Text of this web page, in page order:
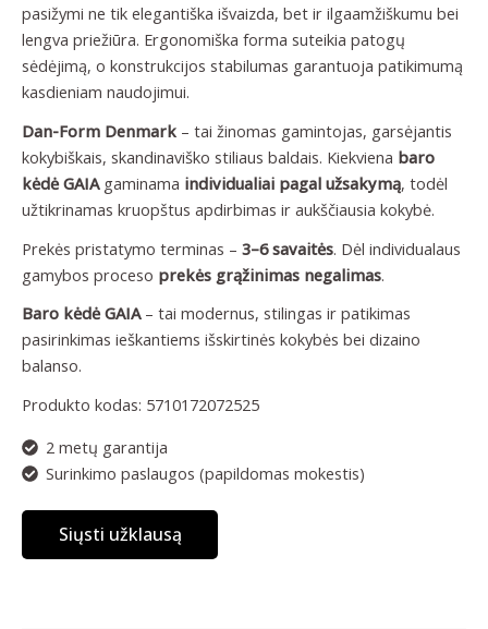
pasižymi ne tik elegantiška išvaizda, bet ir ilgaamžiškumu bei
lengva priežiūra. Ergonomiška forma suteikia patogų
sėdėjimą, o konstrukcijos stabilumas garantuoja patikimumą
kasdieniam naudojimui.
Dan-Form Denmark – tai žinomas gamintojas, garsėjantis
kokybiškais, skandinaviško stiliaus baldais. Kiekviena baro
kėdė GAIAgaminama individualiai pagal užsakymą, todėl
užtikrinamas kruopštus apdirbimas ir aukščiausia kokybė.
Prekės pristatymo terminas – 3–6 savaitės. Dėl individualaus
gamybos proceso prekės grąžinimas negalimas.
Baro kėdė GAIA– tai modernus, stilingas ir patikimas
pasirinkimas ieškantiems išskirtinės kokybės bei dizaino
balanso.
Produkto kodas: 5710172072525
2 metų garantija
Surinkimo paslaugos (papildomas mokestis)
Siųsti užklausą